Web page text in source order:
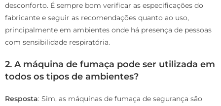
desconforto. É sempre bom verificar as especificações do
fabricante e seguir as recomendações quanto ao uso,
principalmente em ambientes onde há presença de pessoas
com sensibilidade respiratória.
2. A máquina de fumaça pode ser utilizada em
todos os tipos de ambientes?
Resposta: Sim, as máquinas de fumaça de segurança são